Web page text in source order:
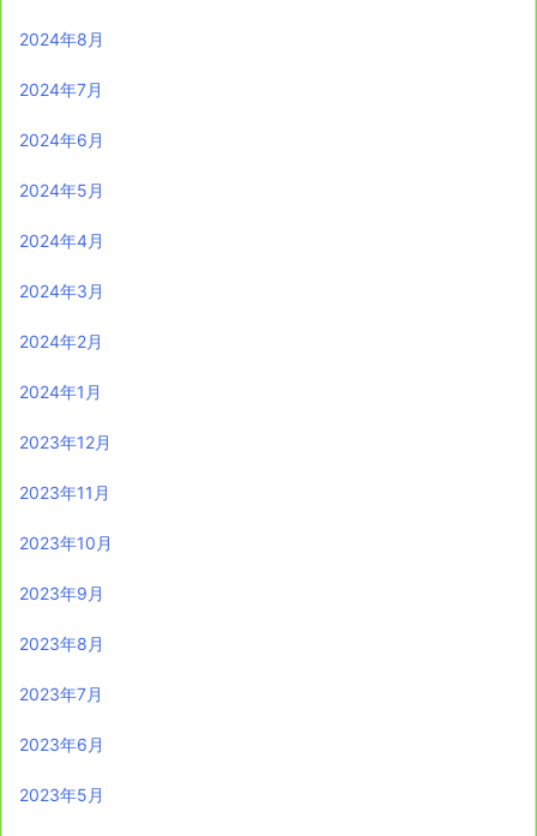
2024年8月
2024年7月
2024年6月
2024年5月
2024年4月
2024年3月
2024年2月
2024年1月
2023年12月
2023年11月
2023年10月
2023年9月
2023年8月
2023年7月
2023年6月
2023年5月